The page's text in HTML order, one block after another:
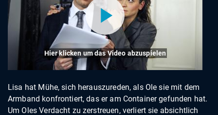
Hier klicken um das Video abzuspielen
Lisa hat Mühe, sich herauszureden, als Ole sie mit dem
Armband konfrontiert, das er am Container gefunden hat.
Um Oles Verdacht zu zerstreuen, verliert sie absichtlich